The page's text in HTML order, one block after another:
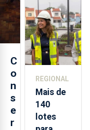
C
o
n
s
e
r
aos
Açores
REGIONAL
Mais de
140
lotes